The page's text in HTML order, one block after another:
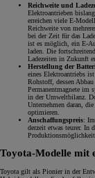
Reichweite und
Elektroantrieben
erreichen viele E-
Reichweite von
bei der Zeit für das
ist es möglich, ein E-
laden. Die
Ladezeiten in Zukunft
Herstellung der
eines Elektroantriebs
Rohstoff, dessen
Permanentmagnete im
in der Umweltbilanz.
Unternehmen daran,
optimieren.
Anschaffungspreis:
derzeit etwas teurer. In
Toyota-Modelle mit
Toyota gilt als Pionier in der